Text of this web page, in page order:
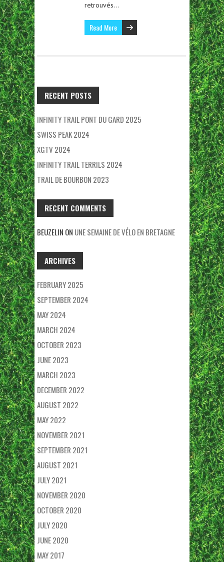
retrouvés…
Read More
RECENT POSTS
INFINITY TRAIL PONT DU GARD 2025
SWISS PEAK 2024
XGTV 2024
INFINITY TRAIL TERRILS 2024
TRAIL DE BOURBON 2023
RECENT COMMENTS
BEUZELIN ON UNE SEMAINE DE VÉLO EN BRETAGNE
ARCHIVES
FEBRUARY 2025
SEPTEMBER 2024
MAY 2024
MARCH 2024
OCTOBER 2023
JUNE 2023
MARCH 2023
DECEMBER 2022
AUGUST 2022
MAY 2022
NOVEMBER 2021
SEPTEMBER 2021
AUGUST 2021
JULY 2021
NOVEMBER 2020
OCTOBER 2020
JULY 2020
JUNE 2020
MAY 2017